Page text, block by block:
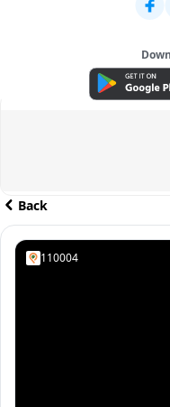
Back
110004